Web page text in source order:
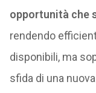
opportunità che
rendendo
disponibili, ma
sfida di una